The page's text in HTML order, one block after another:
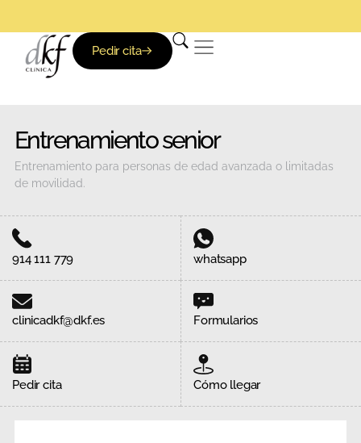
Pedir cita
Entrenamiento senior
Entrenamiento para personas de edad avanzada o limitadas
de movilidad.
914 111 779 whatsapp
clinicadkf@dkf.es Formularios
Pedir cita Cómo llegar